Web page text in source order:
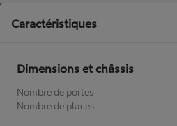
Caractéristiques
Dimensions et châssis
Nombre de portes
Nombre de places